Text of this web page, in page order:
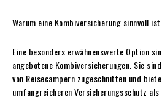
Warum eine Kombiversicherung sinnvoll ist
Eine besonders erwähnenswerte Option
angebotene Kombiversicherungen. Sie
von Reisecampern zugeschnitten und
umfangreicheren Versicherungsschutz